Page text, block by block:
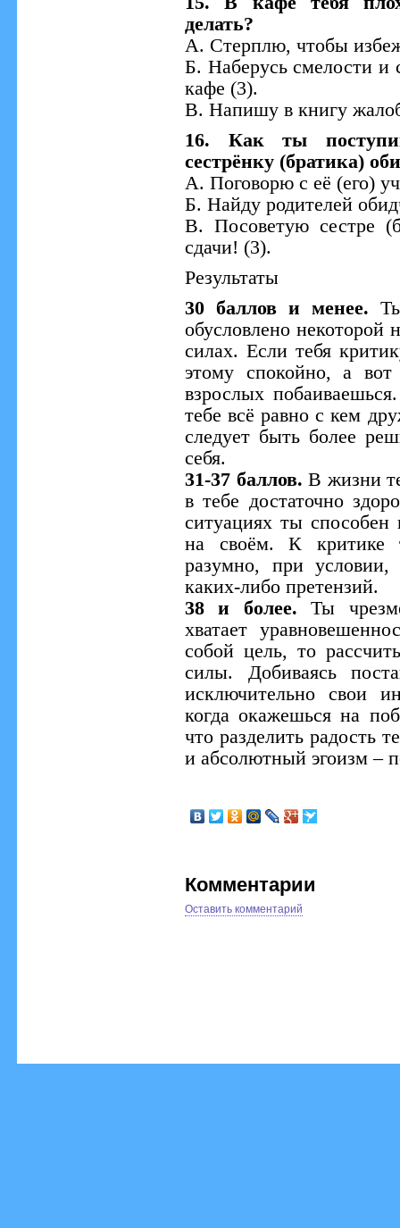
делать?
А. Стерплю, чтобы
Б. Наберусь смелости и
кафе (3).
В. Напишу в книгу
16. Как ты
сестрёнку (братика)
А. Поговорю с её (его)
Б. Найду родителей
В. Посоветую сестре
сдачи! (3).
Результаты
30 баллов и менее.
обусловлено некоторой
силах. Если тебя
этому спокойно, а
взрослых
тебе всё равно с кем
следует быть более
себя.
31-37 баллов. В жизни
в тебе достаточно
ситуациях ты способен
на своём. К критике
разумно, при
каких-либо претензий.
38 и более.Ты
хватает
собой цель, то
силы. Добиваясь
исключительно свои
когда окажешься на
что разделить радость
и абсолютный эгоизм –
Комментарии
Оставить комментарий